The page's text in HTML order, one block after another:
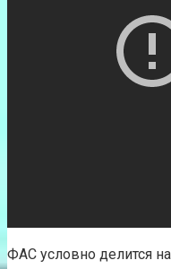
ФАС условно делится